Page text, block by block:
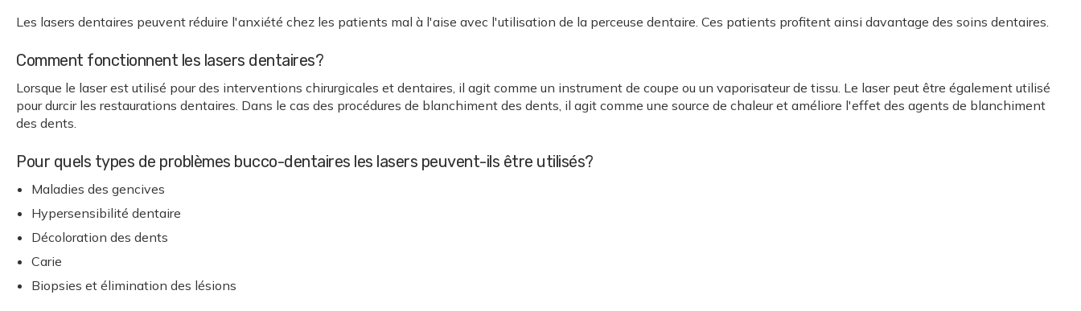
Les lasers dentaires peuvent réduire l'anxiété chez les patients mal à l'aise avec l'utilisation de la perceuse dentaire. Ces patients profitent ainsi davantage des soins dentaires.
Comment fonctionnent les lasers dentaires?
Lorsque le laser est utilisé pour des interventions chirurgicales et dentaires, il agit comme un instrument de coupe ou un vaporisateur de tissu. Le laser peut être également utilisé
pour durcir les restaurations dentaires. Dans le cas des procédures de blanchiment des dents, il agit comme une source de chaleur et améliore l'effet des agents de blanchiment
des dents.
Pour quels types de problèmes bucco-dentaires les lasers peuvent-ils être utilisés?
Maladies des gencives
Hypersensibilité dentaire
Décoloration des dents
Carie
Biopsies et élimination des lésions